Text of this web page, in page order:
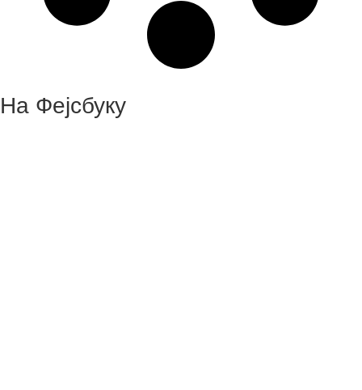
На Фејсбуку